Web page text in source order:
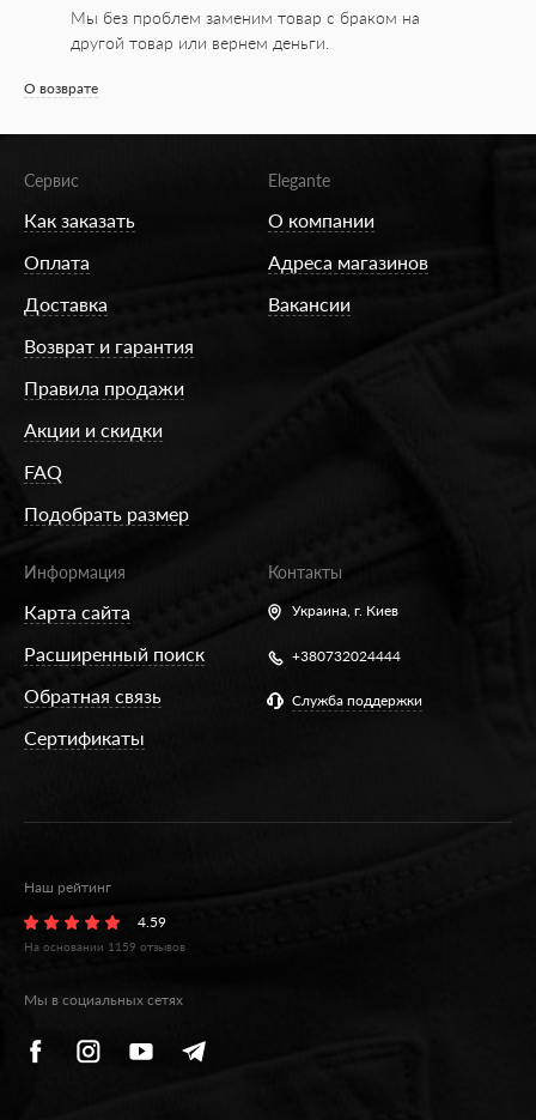
Мы без проблем заменим товар с браком на
другой товар или вернем деньги.
О возврате
Сервис
Как заказать
Оплата
Доставка
Возврат и гарантия
Правила продажи
Акции и скидки
FAQ
Подобрать размер
Elegante
О компании
Адреса магазинов
Вакансии
Информация
Карта сайта
Расширенный поиск
Обратная связь
Сертификаты
Контакты
Украина, г. Киев
+380732024444
Служба поддержки
Наш рейтинг
4.59
На основании 1159 отзывов
Мы в социальных сетях